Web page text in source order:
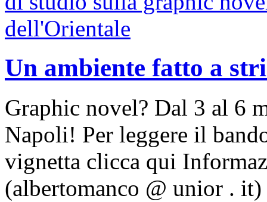
Un ambiente fatto a
Graphic novel? Dal 3 al 6
Napoli! Per leggere il
vignetta clicca qui
(albertomanco @ unior . it)